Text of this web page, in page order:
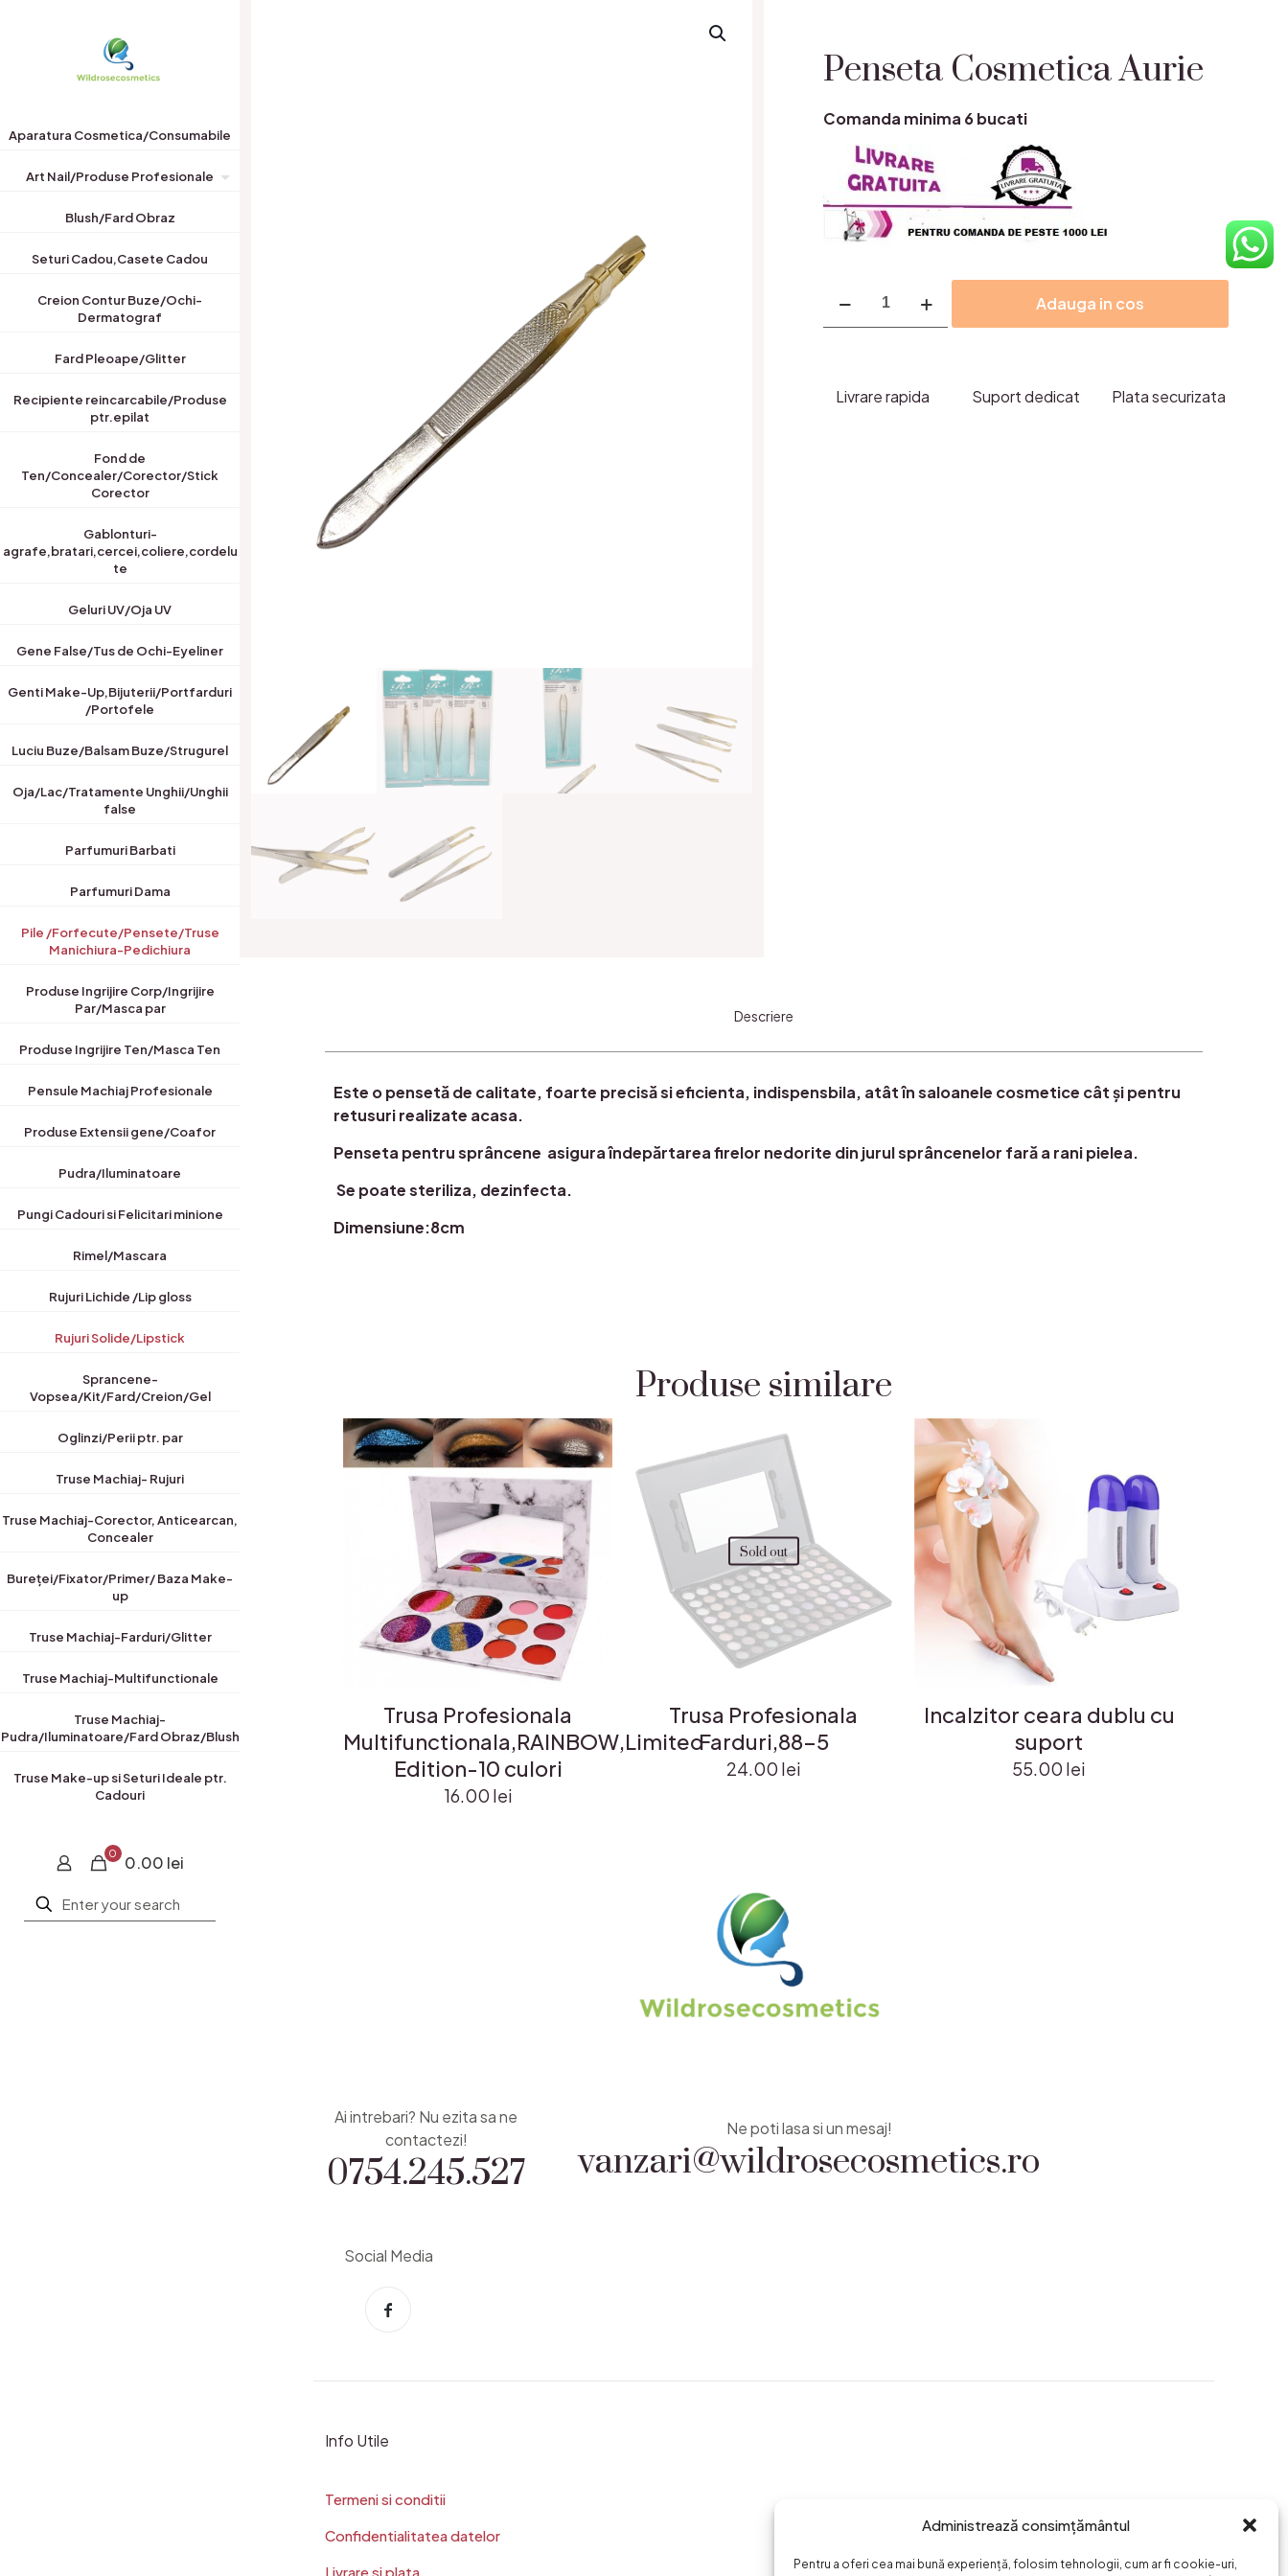
Administrează consimțământul
Pentru a oferi cea mai bună experiență, folosim tehnologii, cum ar fi cookie-uri,
Aparatura Cosmetica/Consumabile
Art Nail/Produse Profesionale
Blush/Fard Obraz
Seturi Cadou,Casete Cadou
Creion Contur Buze/Ochi-
Dermatograf
Fard Pleoape/Glitter
Recipiente reincarcabile/Produse
ptr.epilat
Fond de
Ten/Concealer/Corector/Stick
Corector
Gablonturi-
agrafe,bratari,cercei,coliere,cordelu
te
Geluri UV/Oja UV
Gene False/Tus de Ochi-Eyeliner
Genti Make-Up,Bijuterii/Portfarduri
/Portofele
Luciu Buze/Balsam Buze/Strugurel
Oja/Lac/Tratamente Unghii/Unghii
false
Parfumuri Barbati
Parfumuri Dama
Pile /Forfecute/Pensete/Truse
Manichiura-Pedichiura
Produse Ingrijire Corp/Ingrijire
Par/Masca par
Produse Ingrijire Ten/Masca Ten
Pensule Machiaj Profesionale
Produse Extensii gene/Coafor
Pudra/Iluminatoare
Pungi Cadouri si Felicitari minione
Rimel/Mascara
Rujuri Lichide /Lip gloss
Rujuri Solide/Lipstick
Sprancene-
Vopsea/Kit/Fard/Creion/Gel
Oglinzi/Perii ptr. par
Truse Machiaj- Rujuri
Truse Machiaj-Corector, Anticearcan,
Concealer
Bureței/Fixator/Primer/ Baza Make-
up
Truse Machiaj-Farduri/Glitter
Truse Machiaj-Multifunctionale
Truse Machiaj-
Pudra/Iluminatoare/Fard Obraz/Blush
Truse Make-up si Seturi Ideale ptr.
Cadouri
0 0.00 lei
Penseta Cosmetica Aurie
Comanda minima 6 bucati
Penseta
Adauga in cos
Livrare rapida Suport dedicat Plata securizata
Descriere
Este o pensetă de calitate, foarte precisă si eficienta, indispensbila, atât în saloanele cosmetice cât și pentru
retusuri realizate acasa.
Penseta pentru sprâncene asigura îndepărtarea firelor nedorite din jurul sprâncenelor fară a rani pielea.
Se poate steriliza, dezinfecta.
Dimensiune:8cm
Produse similare
Trusa Profesionala
Multifunctionala,RAINBOW,Limited
Edition-10 culori
16.00 lei
Sold out
Trusa Profesionala
Farduri,88-5
24.00 lei
Incalzitor ceara dublu cu
suport
55.00 lei
0754.245.527
Ai intrebari? Nu ezita sa ne
contactezi!
vanzari@wildrosecosmetics.ro
Ne poti lasa si un mesaj!
Social Media
Info Utile
Termeni si conditii
Confidentialitatea datelor
Livrare si plata